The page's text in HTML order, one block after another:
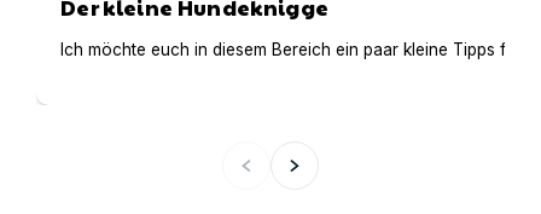
Der kleine Hundeknigge
Ich möchte euch in diesem Bereich ein paar kleine Tipps für